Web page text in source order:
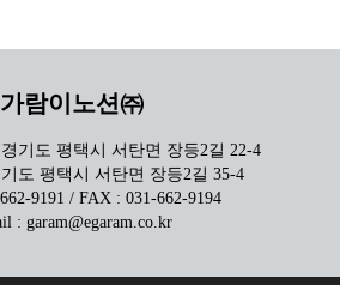
가람이노션㈜
기도 평택시 서탄면 장등2길 22-4
도 평택시 서탄면 장등2길 35-4
9191 / FAX : 031-662-9194
: garam@egaram.co.kr